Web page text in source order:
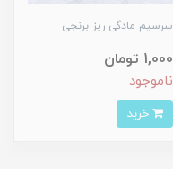
سرسیم مادگی ریز برنجی
1,000 تومان
ناموجود